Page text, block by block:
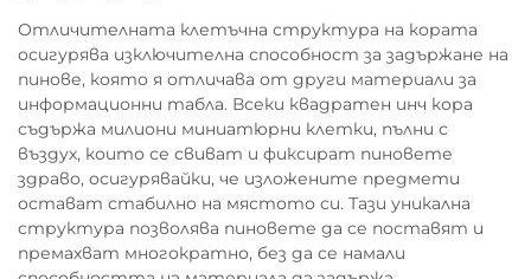
Отличителната клетъчна структура на кората
осигурява изключителна способност за задържане на
пинове, която я отличава от други материали за
информационни табла. Всеки квадратен инч кора
съдържа милиони миниатюрни клетки, пълни с
въздух, които се свиват и фиксират пиновете
здраво, осигурявайки, че изложените предмети
остават стабилно на мястото си. Тази уникална
структура позволява пиновете да се поставят и
премахват многократно, без да се намали